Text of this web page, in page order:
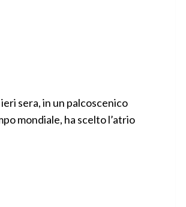
sera, in un palcoscenico
mondiale, ha scelto l’atrio